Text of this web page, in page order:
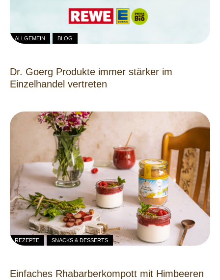
ALLGEMEIN BLOG
Dr. Goerg Produkte immer stärker im
Einzelhandel vertreten
REZEPTE SNACKS & DESSERTS
Einfaches Rhabarberkompott mit Himbeeren